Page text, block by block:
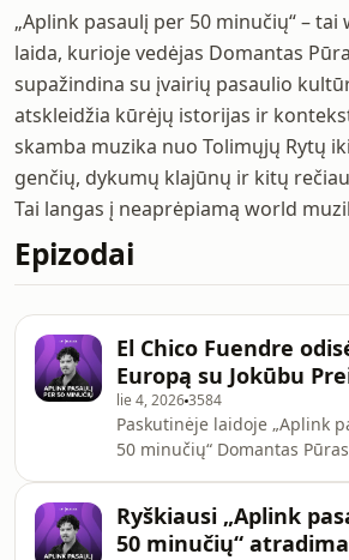
„Aplink pasaulį per 50 minučių“ –
laida, kurioje vedėjas Domantas
supažindina su įvairių pasaulio
atskleidžia kūrėjų istorijas ir
skamba muzika nuo Tolimųjų Rytų
genčių, dykumų klajūnų ir kitų
Tai langas į neaprėpiamą world
Epizodai
El Chico Fuendre
Europą su Jokūbu
lie 4, 20263584
Paskutinėje laidoje „Aplink
50 minučių“ Domantas
laidos svečiu, grupės nariu
Preikša. Skamba gyvi įrašai
Ryškiausi „Aplink
50 minučių“